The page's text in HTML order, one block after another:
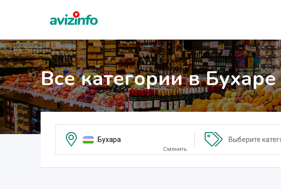
Все категории в Бухаре
Бухара
Сменить
Выберите